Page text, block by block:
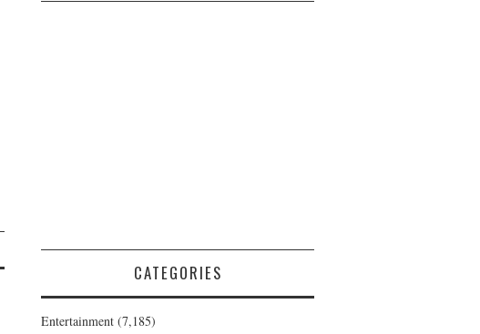
CATEGORIES
Entertainment (7,185)